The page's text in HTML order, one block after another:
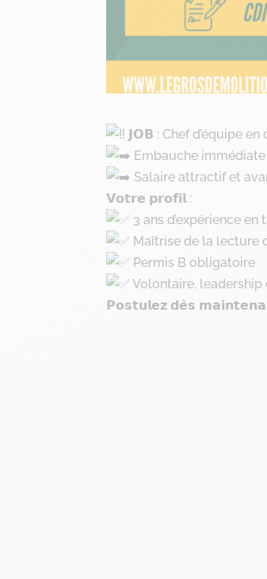
𝗝𝗢𝗕 : Chef d’équipe
Embauche immédiate
Salaire attractif et
𝗩𝗼𝘁𝗿𝗲 𝗽𝗿𝗼𝗳𝗶𝗹 :
3 ans d’expérience en
Maîtrise de la lecture
Permis B obligatoire
Volontaire, leadership
𝗣𝗼𝘀𝘁𝘂𝗹𝗲𝘇 𝗱𝗲̀𝘀